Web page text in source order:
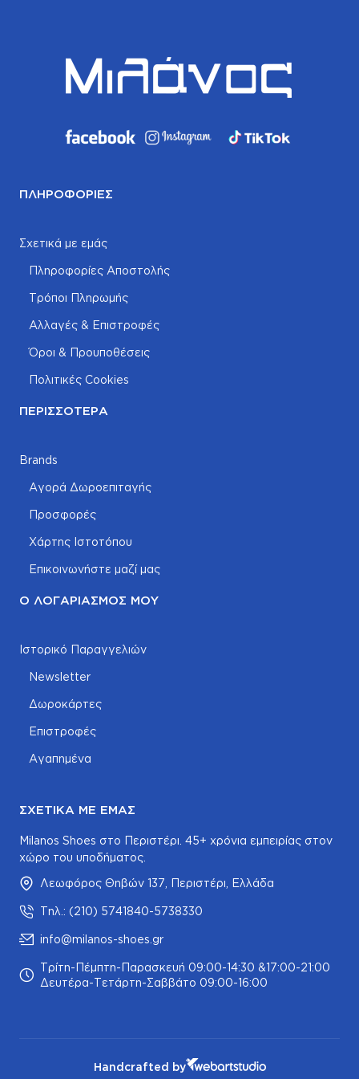
ΠΛΗΡΟΦΟΡΊΕΣ
Σχετικά με εμάς
Πληροφορίες Αποστολής
Τρόποι Πληρωμής
Αλλαγές & Επιστροφές
Όροι & Προυποθέσεις
Πολιτικές Cookies
ΠΕΡΙΣΣΌΤΕΡΑ
Brands
Αγορά Δωροεπιταγής
Προσφορές
Χάρτης Ιστοτόπου
Επικοινωνήστε μαζί μας
Ο ΛΟΓΑΡΙΑΣΜΌΣ ΜΟΥ
Ιστορικό Παραγγελιών
Newsletter
Δωροκάρτες
Επιστροφές
Αγαπημένα
ΣΧΕΤΙΚΆ ΜΕ ΕΜΆΣ
Milanos Shoes στο Περιστέρι. 45+ χρόνια εμπειρίας στον
χώρο του υποδήματος.
Λεωφόρος Θηβών 137, Περιστέρι, Ελλάδα
Τηλ.: (210) 5741840-5738330
info@milanos-shoes.gr
Τρίτη-Πέμπτη-Παρασκευή 09:00-14:30 &17:00-21:00
Δευτέρα-Τετάρτη-Σαββάτο 09:00-16:00
Handcrafted by